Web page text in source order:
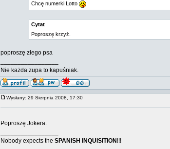
Chcę numerki Lotto
Cytat
Poproszę krzyż.
poproszę złego psa
Nie każda zupa to kapuśniak.
Wysłany: 29 Sierpnia 2008, 17:30
Poproszę Jokera.
Nobody expects the SPANISH INQUISITION !!!